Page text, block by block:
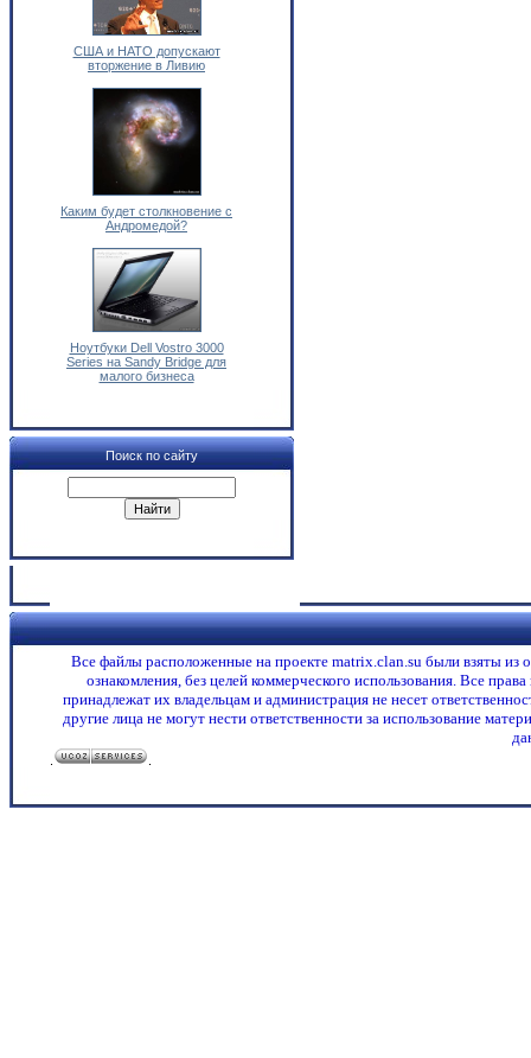
США и НАТО допускают
вторжение в Ливию
Каким будет столкновение с
Андромедой?
Ноутбуки Dell Vostro 3000
Series на Sandy Bridge для
малого бизнеса
Поиск по сайту
Все файлы расположенные на проекте matrix.clan.su были взяты из
ознакомления, без целей коммерческого использования. Все
принадлежат их владельцам и администрация не несет
другие лица не могут нести ответственности за использование